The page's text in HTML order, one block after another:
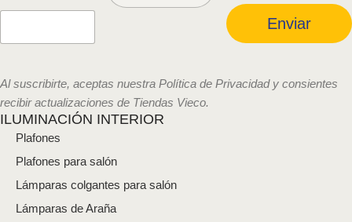
l
c
t
ó
n
i
o
Enviar
Al suscribirte, aceptas nuestra Política de Privacidad y consientes
recibir actualizaciones de Tiendas Vieco.
ILUMINACIÓN INTERIOR
Plafones
Plafones para salón
Lámparas colgantes para salón
Lámparas de Araña